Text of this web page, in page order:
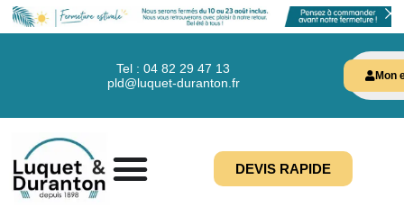
Tel : 04 82 29 47 13
pld@luquet-duranton.fr
Mon
DEVIS RAPIDE